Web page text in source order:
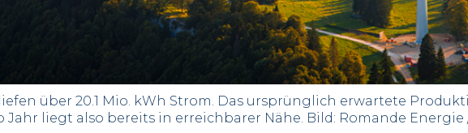
über 20.1 Mio. kWh Strom. Das ursprünglich erwartete
Jahr liegt also bereits in erreichbarer Nähe. Bild: Romande Energie